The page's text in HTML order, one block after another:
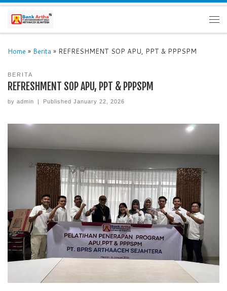
Home » Berita » REFRESHMENT SOP APU, PPT & PPPSPM
BERITA
REFRESHMENT SOP APU, PPT & PPPSPM
by admin | PublishedJanuary 22, 2026